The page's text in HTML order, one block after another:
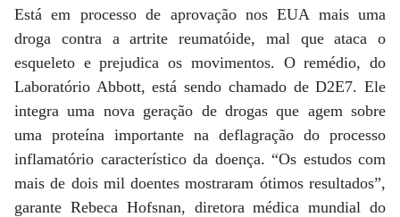
Está em processo de aprovação nos EUA mais uma
droga contra a artrite reumatóide, mal que ataca o
esqueleto e prejudica os movimentos. O remédio, do
Laboratório Abbott, está sendo chamado de D2E7. Ele
integra uma nova geração de drogas que agem sobre
uma proteína importante na deflagração do processo
inflamatório característico da doença. “Os estudos com
mais de dois mil doentes mostraram ótimos resultados”,
garante Rebeca Hofsnan, diretora médica mundial do